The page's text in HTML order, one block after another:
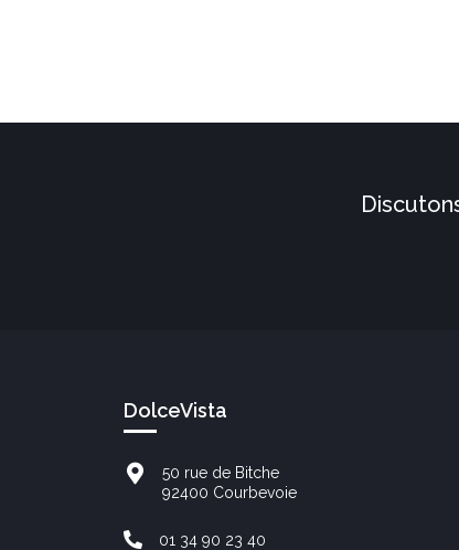
DolceVista
50 rue de Bitche
92400 Courbevoie
01 34 90 23 40